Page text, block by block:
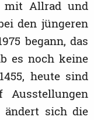
mit Allrad und
den jüngeren
begann, das
es noch keine
heute sind
ändert sich die